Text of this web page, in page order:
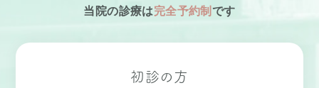
当院の診療は完全予約制 です
初診の方